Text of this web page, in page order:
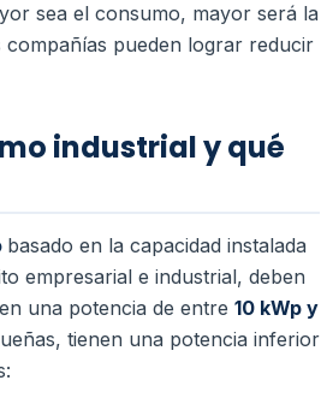
sea el consumo, mayor será la
compañías pueden lograr reducir
industrial y qué
basado en la capacidad instalada
empresarial e industrial, deben
una potencia de entre 10 kWp y
tienen una potencia inferior